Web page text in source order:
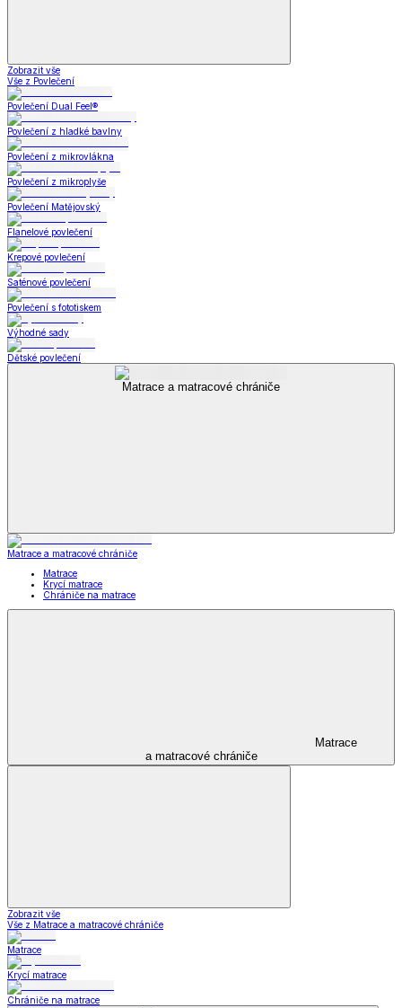
Zobrazit vše
Vše z Povlečení
Povlečení Dual Feel®
Povlečení z hladké bavlny
Povlečení z mikrovlákna
Povlečení z mikroplyše
Povlečení Matějovský
Flanelové povlečení
Krepové povlečení
Saténové povlečení
Povlečení s fototiskem
Výhodné sady
Dětské povlečení
Matrace a matracové chrániče
Matrace a matracové chrániče
Matrace
Krycí matrace
Chrániče na matrace
Matrace
a matracové chrániče
Zobrazit vše
Vše z Matrace a matracové chrániče
Matrace
Krycí matrace
Chrániče na matrace